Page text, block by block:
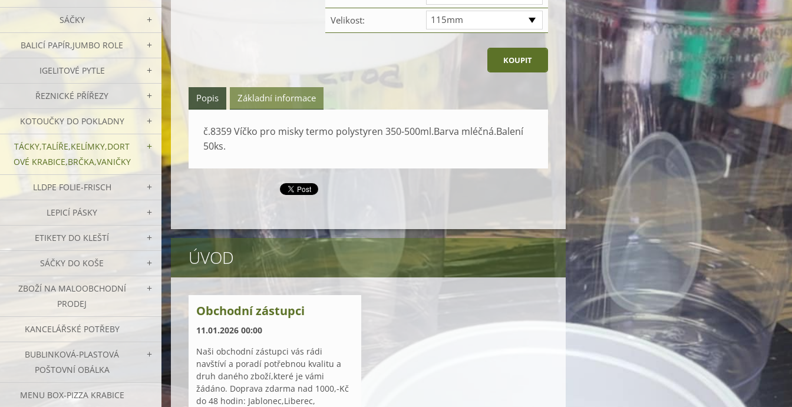
SÁČKY
BALICÍ PAPÍR,JUMBO ROLE
IGELITOVÉ PYTLE
ŘEZNICKÉ PŘÍŘEZY
KOTOUČKY DO POKLADNY
TÁCKY,TALÍŘE,KELÍMKY,DORT
OVÉ KRABICE,BRČKA,VANIČKY
LLDPE FOLIE-FRISCH
LEPICÍ PÁSKY
ETIKETY DO KLEŠTÍ
SÁČKY DO KOŠE
ZBOŽÍ NA MALOOBCHODNÍ
PRODEJ
KANCELÁŘSKÉ POTŘEBY
BUBLINKOVÁ-PLASTOVÁ
POŠTOVNÍ OBÁLKA
MENU BOX-PIZZA KRABICE
Velikost: 115mm
Popis Základní informace
č.8359 Víčko pro misky termo polystyren 350-500ml.Barva mléčná.Balení
50ks.
ÚVOD
Obchodní zástupci
11.01.2026 00:00
Naši obchodní zástupci vás rádi
navštíví a poradí potřebnou kvalitu a
druh daného zboží,které je vámi
žádáno. Doprava zdarma nad 1000,-Kč
do 48 hodin: Jablonec,Liberec,